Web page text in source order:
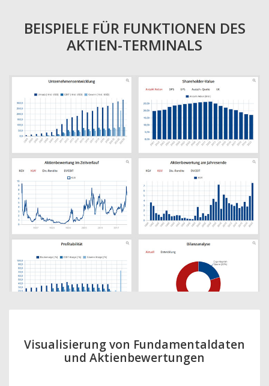
BEISPIELE FÜR FUNKTIONEN DES
AKTIEN-TERMINALS
Visualisierung von Fundamentaldaten
und Aktienbewertungen